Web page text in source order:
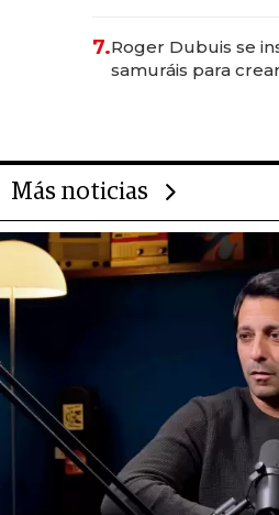
rol de la IA
7.Roger Dubuis se
samuráis para
Más noticias